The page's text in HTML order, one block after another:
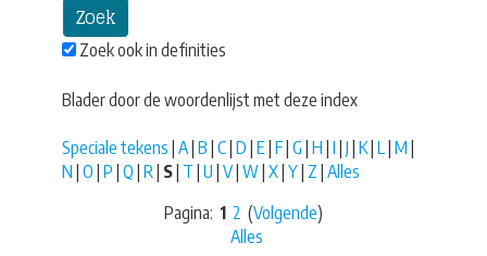
Zoek ook in definities
Blader door de woordenlijst met deze index
Speciale tekens A| B C D E F| G H I J K| L M
N O P Q R S T U V W X Y Z Alles
Pagina: 1 2 (Volgende)
Alles